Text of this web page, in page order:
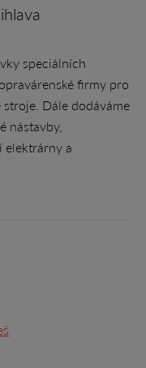
speciálních
firmy pro
stroje. Dále dodáváme
nástavby,
elektrárny a